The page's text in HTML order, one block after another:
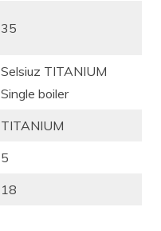
35
Selsiuz TITANIUM
Single boiler
TITANIUM
5
18